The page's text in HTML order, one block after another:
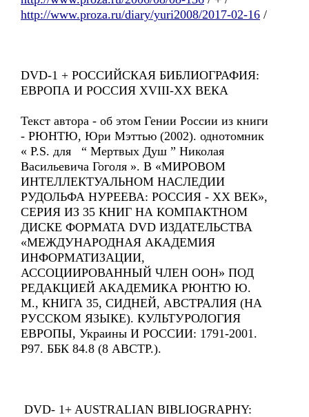
http://www.proza.ru/diary/yuri2008/2017-02-16 /
DVD-1 + РОССИЙСКАЯ БИБЛИОГРАФИЯ:
ЕВРОПА И РОССИЯ XVIII-XX ВЕКА
Текст автора - об этом Гении России из книги
- РЮНТЮ, Юри Мэттью (2002). однотомник
« P.S. для “ Мертвых Душ ” Николая
Васильевича Гоголя ». В «МИРОВОМ
ИНТЕЛЛЕКТУАЛЬНОМ НАСЛЕДИИ
РУДОЛЬФА НУРЕЕВА: РОССИЯ - ХХ ВЕК»,
СЕРИЯ ИЗ 35 КНИГ НА КОМПАКТНОМ
ДИСКЕ ФОРМАТА DVD ИЗДАТЕЛЬСТВА
«МЕЖДУНАРОДНАЯ АКАДЕМИЯ
ИНФОРМАТИЗАЦИИ,
АССОЦИИРОВАННЫЙ ЧЛЕН ООН» ПОД
РЕДАКЦИЕЙ АКАДЕМИКА РЮНТЮ Ю.
М., КНИГА 35, СИДНЕЙ, АВСТРАЛИЯ (НА
РУССКОМ ЯЗЫКЕ). КУЛЬТУРОЛОГИЯ
ЕВРОПЫ, Украины И РОССИИ: 1791-2001.
Р97. ББК 84.8 (8 АВСТР.).
DVD- 1+ AUSTRALIAN BIBLIOGRAPHY: